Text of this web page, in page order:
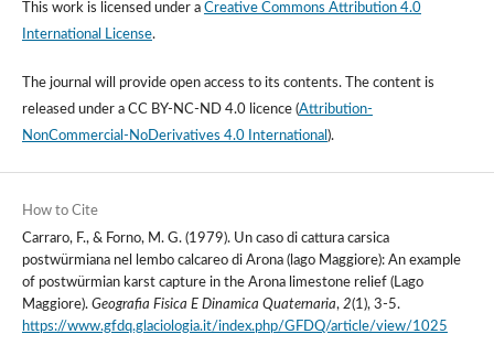
This work is licensed under a Creative Commons Attribution 4.0
International License.
The journal will provide open access to its contents.The content is
released under a CC BY-NC-ND 4.0 licence(Attribution-
NonCommercial-NoDerivatives 4.0 International ).
How to Cite
Carraro, F., & Forno, M. G. (1979). Un caso di cattura carsica
postwürmiana nel lembo calcareo di Arona (lago Maggiore): An example
of postwürmian karst capture in the Arona limestone relief (Lago
Maggiore). Geografia Fisica E Dinamica Quaternaria, 2(1), 3-5.
https://www.gfdq.glaciologia.it/index.php/GFDQ/article/view/1025